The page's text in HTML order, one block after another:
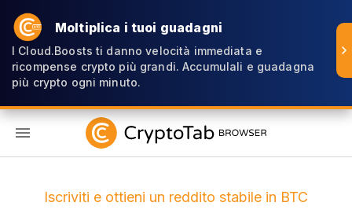
Moltiplica i tuoi guadagni
I Cloud.Boosts ti danno velocità immediata e
ricompense crypto più grandi. Accumulali e guadagna
più crypto ogni minuto.
Iscriviti e ottieni un reddito stabile in BTC